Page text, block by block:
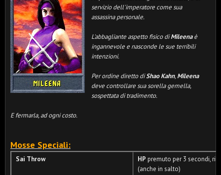
servizio dell'imperatore come sua
assassina personale.
L'abbagliante aspetto fisico diMileenaè
ingannevole e nasconde le sue terribili
intenzioni.
Per ordine diretto diShao Kahn,Mileena
deve controllare sua sorella gemella,
sospettata di tradimento.
E fermarla, ad ogni costo.
Mosse Speciali:
Sai Throw HP premuto per 3 secondi,
(anche in salto)